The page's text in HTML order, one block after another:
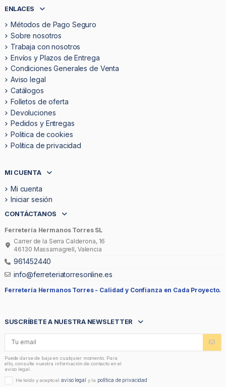
ENLACES
Métodos de Pago Seguro
Sobre nosotros
Trabaja con nosotros
Envíos y Plazos de Entrega
Condiciones Generales de Venta
Aviso legal
Catálogos
Folletos de oferta
Devoluciones
Pedidos y Entregas
Politica de cookies
Política de privacidad
MI CUENTA
Mi cuenta
Iniciar sesión
CONTÁCTANOS
Ferretería Hermanos Torres SL
Carrer de la Serra Calderona, 16
46130 Massamagrell, Valencia
961452440
info@ferreteriatorresonline.es
Ferretería Hermanos Torres - Calidad y Confianza en Cada Proyecto.
SUSCRÍBETE A NUESTRA NEWSLETTER
Puede darse de baja en cualquier momento. Para
ello, consulte nuestra información de contacto en el
aviso legal.
He leído y acepto elaviso legal y la política de privacidad